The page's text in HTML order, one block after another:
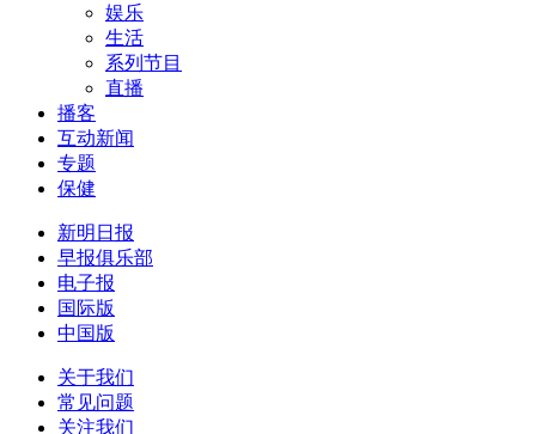
娱乐
生活
系列节目
直播
播客
互动新闻
专题
保健
新明日报
早报俱乐部
电子报
国际版
中国版
关于我们
常见问题
关注我们